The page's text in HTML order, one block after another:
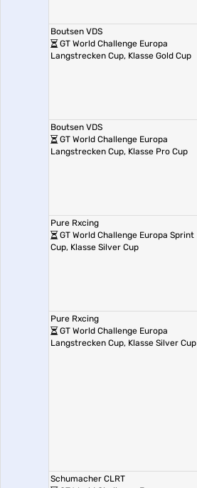
Boutsen VDS
GT World Challenge Europa
Langstrecken Cup, Klasse Gold Cup
Boutsen VDS
GT World Challenge Europa
Langstrecken Cup, Klasse Pro Cup
Pure Rxcing
GT World Challenge Europa Sprint
Cup, Klasse Silver Cup
Pure Rxcing
GT World Challenge Europa
Langstrecken Cup, Klasse Silver Cup
Schumacher CLRT